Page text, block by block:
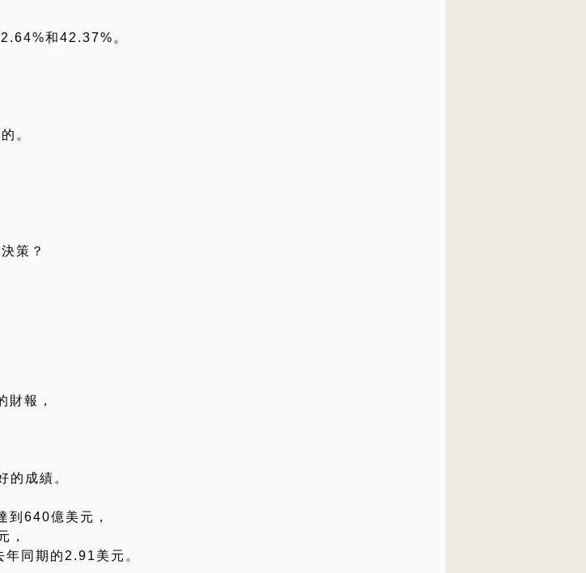
和42.37%。
。
策？
報，
的成績。
到640億美元，
，
同期的2.91美元。